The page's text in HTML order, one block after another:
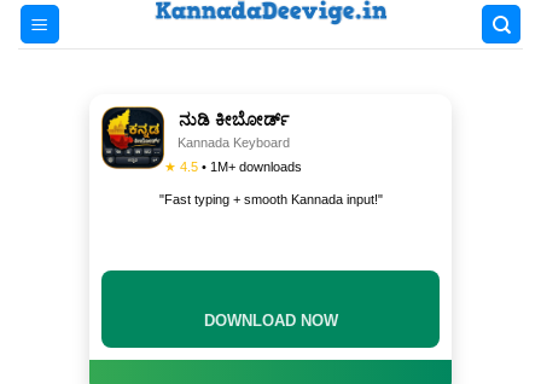
Skip
ನುಡಿ ಕೀಬೋರ್ಡ್
Kannada Keyboard
★ 4.5 • 1M+ downloads
"Fast typing + smooth Kannada input!"